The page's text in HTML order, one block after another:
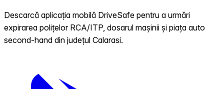
Descarcă aplicația mobilă DriveSafe pentru a urmări
expirarea polițelor RCA/ITP, dosarul mașinii și piața auto
second-hand din județul Calarasi.